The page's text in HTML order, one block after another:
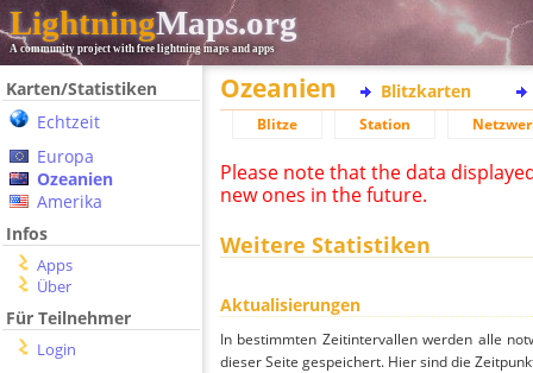
LightningMaps.org
A community project with free lightning maps and apps
Karten/Statistiken
Echtzeit
Europa
Ozeanien
Amerika
Infos
Apps
Über
Für Teilnehmer
Login
Ozeanien Blitzkarten
Blitze Station
Please note that the data
new ones in the future.
Weitere Statistiken
Aktualisierungen
In bestimmten Zeitintervallen werden alle
dieser Seite gespeichert. Hier sind die